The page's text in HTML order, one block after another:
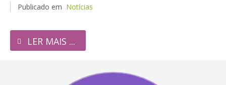
Publicado em Notícias
LER MAIS ...